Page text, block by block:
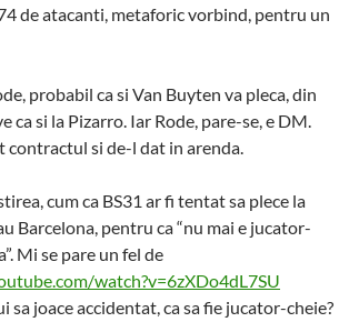
de atacanti, metaforic vorbind, pentru un
probabil ca si Van Buyten va pleca, din
ca si la Pizarro. Iar Rode, pare-se, e DM.
contractul si de-l dat in arenda.
cum ca BS31 ar fi tentat sa plece la
Barcelona, pentru ca “nu mai e jucator-
Mi se pare un fel de
watch?v=6zXDo4dL7SU
sa joace accidentat, ca sa fie jucator-cheie?